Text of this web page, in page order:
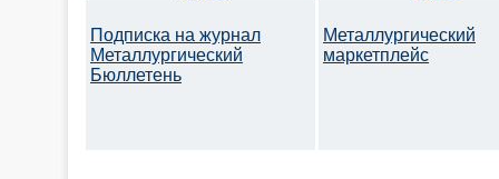
Подписка на журнал
Металлургический
Бюллетень
Металлургический
маркетплейс